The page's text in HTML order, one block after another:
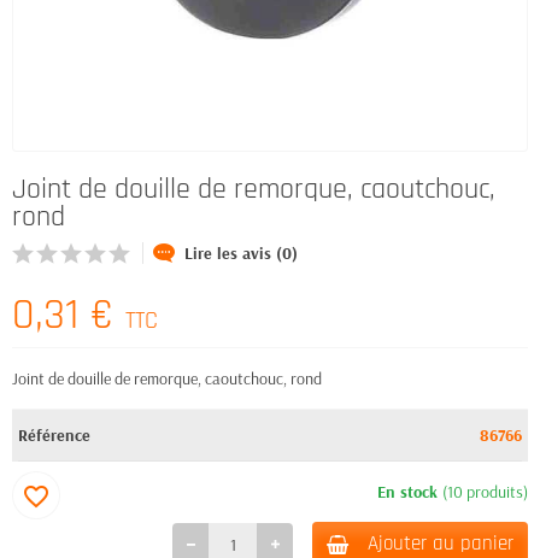
Joint de douille de remorque, caoutchouc,
rond
Lire les avis (0)
0,31 € TTC
Joint de douille de remorque, caoutchouc, rond
Référence 86766
En stock (10 produits)
Ajouter au panier
favorite_border